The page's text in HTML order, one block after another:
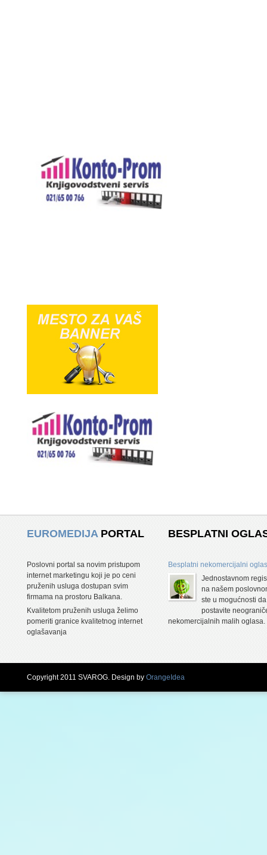
EUROMEDIJAPORTAL
Poslovni portal sa novim pristupom
internet marketingu koji je po ceni
pruženih usluga dostupan svim
firmama na prostoru Balkana.
Kvalitetom pruženih usluga želimo
pomeriti granice kvalitetnog internet
oglašavanja
BESPLATNI
Besplatni nekomercijalni
Jednostavnom
na našem
ste u mogućnosti da
postavite
nekomercijalnih malih oglasa.
Copyright 2011 SVAROG. Design by OrangeIdea